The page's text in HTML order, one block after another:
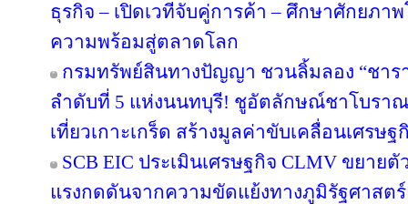
ธุรกิจ – เปิดเวทีจับคู่การค้า – ศึกษาศักยภา
ความพร้อมสู่ตลาดโลก
กรมทรัพย์สินทางปัญญา ชวนลิ้มลอง “ชารา
ลำดับที่ 5 แห่งนนทบุรี! ชูอัตลักษณ์ชาโบรา
เที่ยวเกาะเกร็ด สร้างมูลค่าขับเคลื่อนเศรษ
SCB EIC ประเมินเศรษฐกิจ CLMV ขยาย
แรงกดดันจากความขัดแย้งทางภูมิรัฐศาสต